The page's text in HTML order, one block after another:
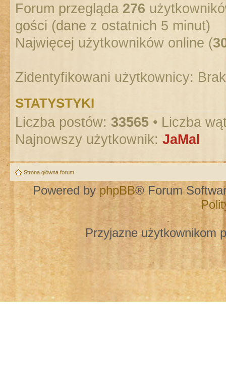
Forum przegląda 276
gości (dane z ostatnich 5 minut)
Najwięcej użytkowników online (
Zidentyfikowani użytkownicy:
STATYSTYKI
Liczba postów: 33565 • Liczba
Najnowszy użytkownik: JaMal
Strona główna forum
Powered by phpBB® Forum
Przyjazne użytkownikom